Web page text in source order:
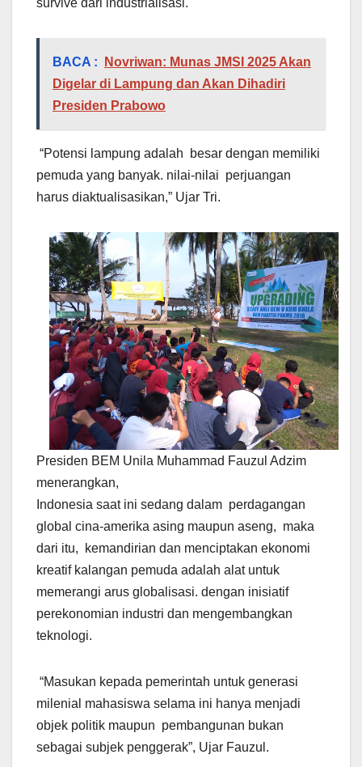
survive dari industrialisasi.
BACA :
Novriwan: Munas JMSI 2025 Akan
Digelar di Lampung dan Akan Dihadiri
Presiden Prabowo
“Potensi lampung adalah besar dengan memiliki
pemuda yang banyak. nilai-nilai perjuangan
harus diaktualisasikan,” Ujar Tri.
Presiden BEM Unila Muhammad Fauzul Adzim
menerangkan,
Indonesia saat ini sedang dalam perdagangan
global cina-amerika asing maupun aseng, maka
dari itu, kemandirian dan menciptakan ekonomi
kreatif kalangan pemuda adalah alat untuk
memerangi arus globalisasi. dengan inisiatif
perekonomian industri dan mengembangkan
teknologi.
“Masukan kepada pemerintah untuk generasi
milenial mahasiswa selama ini hanya menjadi
objek politik maupun pembangunan bukan
sebagai subjek penggerak”, Ujar Fauzul.